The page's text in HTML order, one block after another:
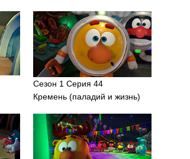
Сезон 1 Серия 44
Кремень (паладий и жизнь)